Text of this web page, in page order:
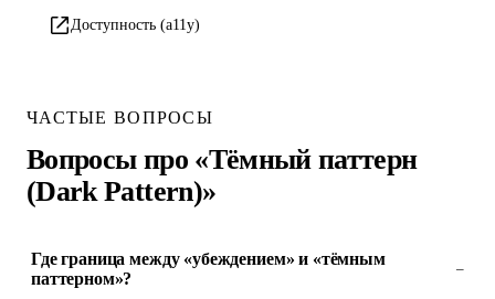
Доступность (a11y)
ЧАСТЫЕ ВОПРОСЫ
Вопросы про «Тёмный паттерн
(Dark Pattern)»
Где граница между «убеждением» и «тёмным
паттерном»?
–